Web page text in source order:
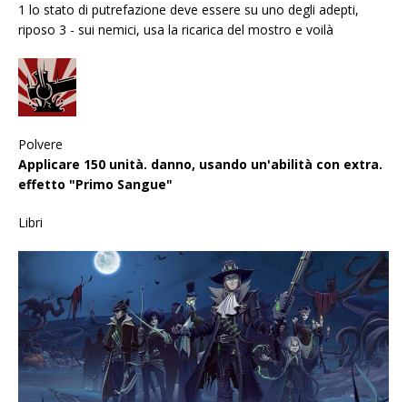
1 lo stato di putrefazione deve essere su uno degli adepti,
riposo 3 - sui nemici, usa la ricarica del mostro e voilà
Polvere
Applicare 150 unità. danno, usando un'abilità con extra.
effetto "Primo Sangue"
Libri